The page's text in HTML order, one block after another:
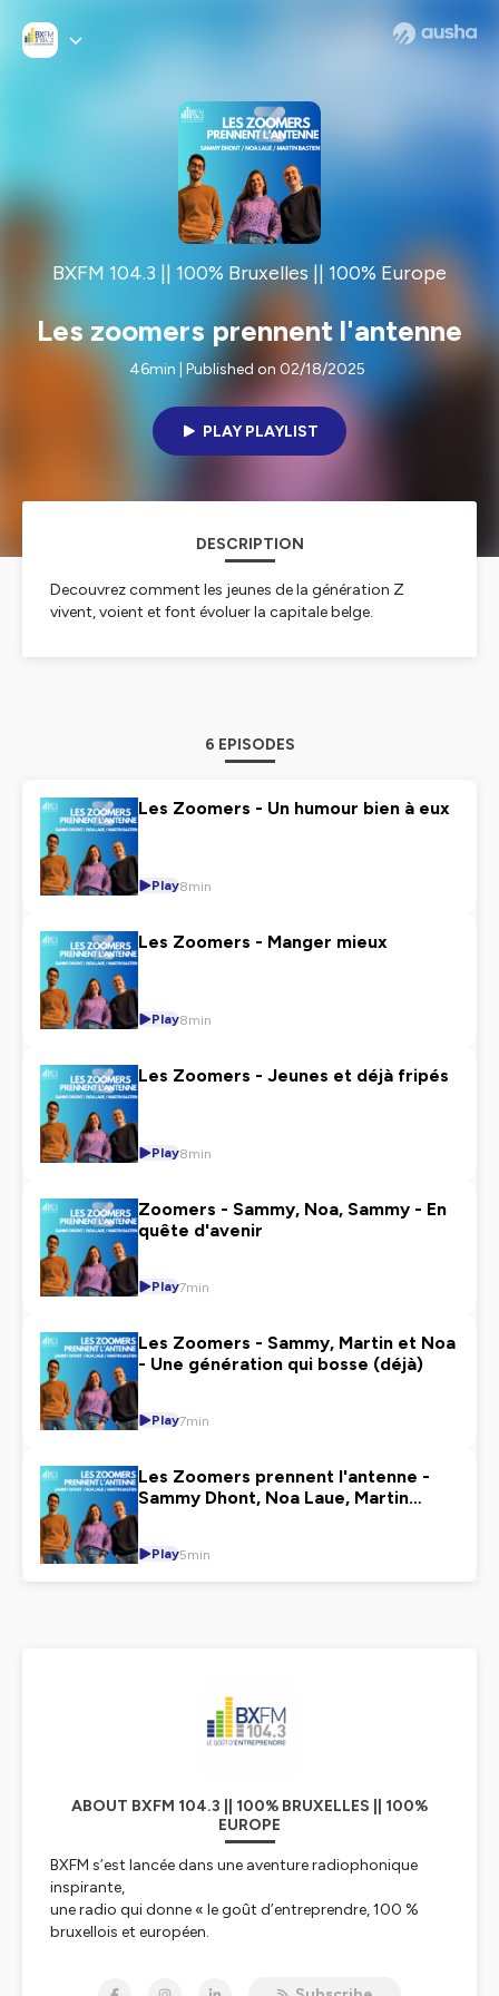
BXFM 104.3 || 100% Bruxelles || 100% Europe
Les zoomers prennent l'antenne
46min | Published on 02/18/2025
PLAY PLAYLIST
DESCRIPTION
Decouvrez comment les jeunes de la génération Z
vivent, voient et font évoluer la capitale belge.
6 EPISODES
Les Zoomers - Un humour bien à eux
Play8min
Les Zoomers - Manger mieux
Play8min
Les Zoomers - Jeunes et déjà fripés
Play8min
Zoomers - Sammy, Noa, Sammy - En
quête d'avenir
Play7min
Les Zoomers - Sammy, Martin et Noa
- Une génération qui bosse (déjà)
Play7min
Les Zoomers prennent l'antenne -
Sammy Dhont, Noa Laue, Martin
Play5min
ABOUT BXFM 104.3 || 100% BRUXELLES || 100%
EUROPE
BXFM s’est lancée dans une aventure radiophonique
inspirante,
une radio qui donne « le goût d’entreprendre, 100 %
bruxellois et européen.